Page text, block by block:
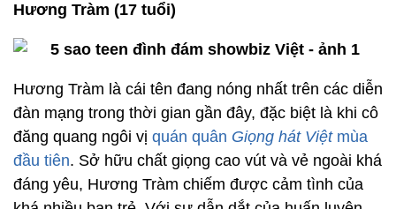
Hương Tràm (17 tuổi)
Hương Tràm là cái tên đang nóng nhất trên các diễn
đàn mạng trong thời gian gần đây, đặc biệt là khi cô
đăng quang ngôi vị quán quân Giọng hát Việtmùa
đầu tiên. Sở hữu chất giọng cao vút và vẻ ngoài khá
đáng yêu, Hương Tràm chiếm được cảm tình của